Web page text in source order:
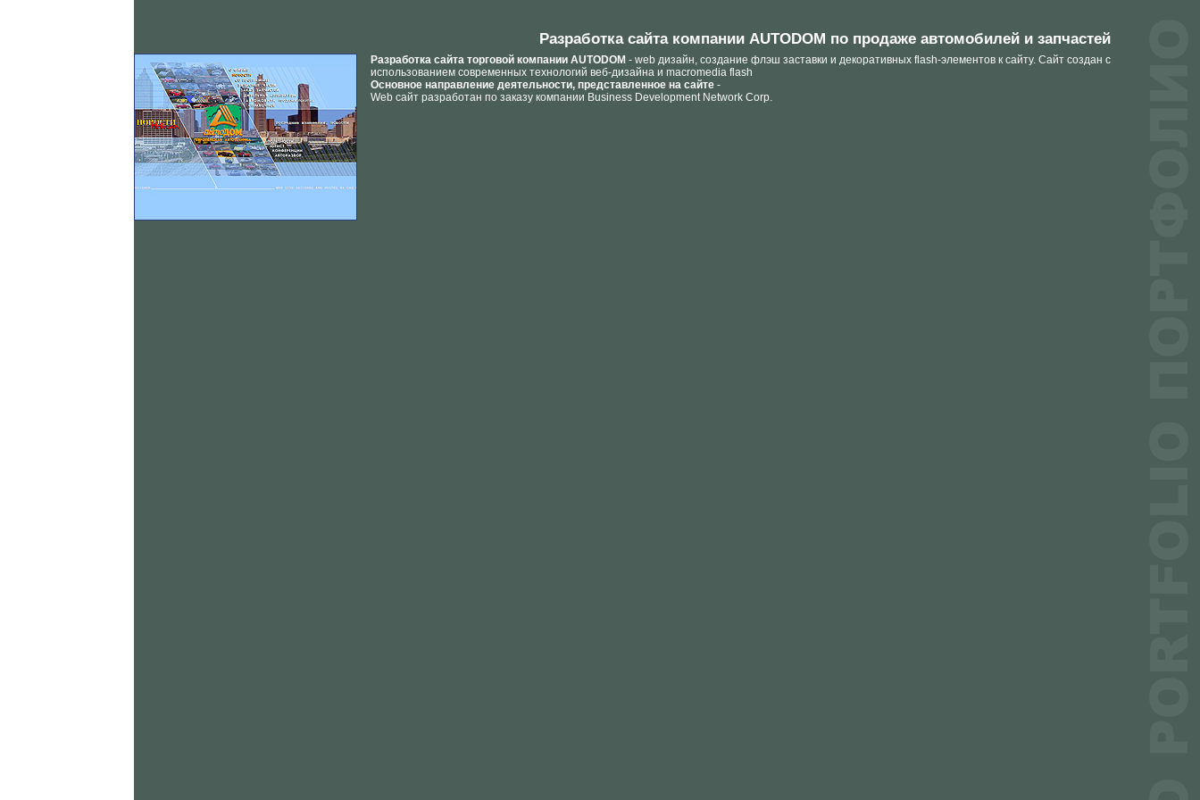
Разработка сайта компании AUTODOM по продаже автомобилей и запчастей
Разработка сайта торговой компании AUTODOM - web дизайн, создание флэш заставки и декоративных flash-элементов к сайту. Сайт создан с
использованием современных технологий веб-дизайна и macromedia flash
Основное направление деятельности, представленное на сайте -
Web сайт разработан по заказу компании Business Development Network Corp.